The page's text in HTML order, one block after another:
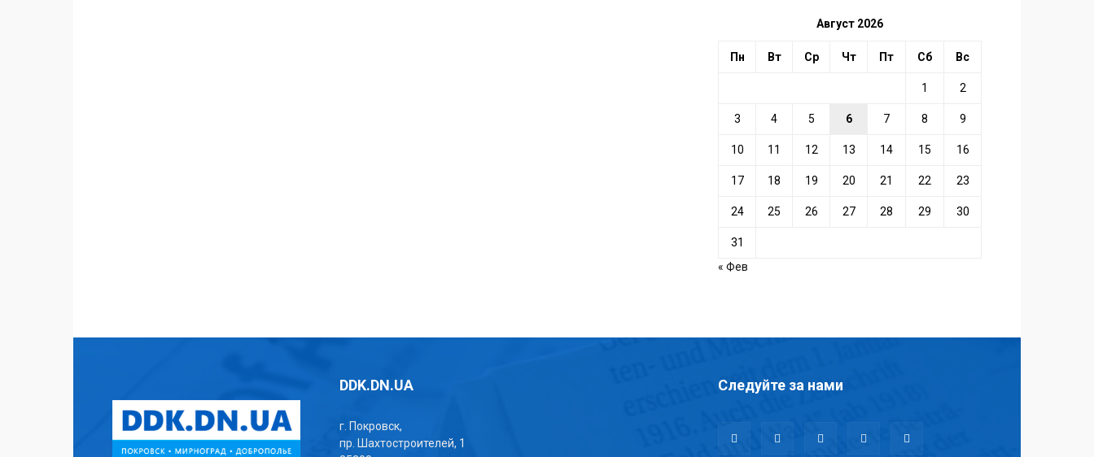
Август 2026
Пн Вт Ср Чт Пт Сб Вс
1 2
3 4 5 6 7 8 9
10 11 12 13 14 15 16
17 18 19 20 21 22 23
24 25 26 27 28 29 30
31
« Фев
DDK.DN.UA
г. Покровск,
пр. Шахтостроителей, 1
Следуйте за нами